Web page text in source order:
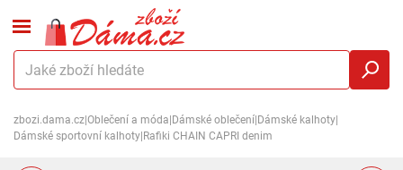
zbozi.dama.cz Oblečení a móda Dámské oblečení Dámské kalhoty
Dámské sportovní kalhoty Rafiki CHAIN CAPRI denim